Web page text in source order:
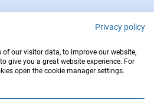
CONSULTARE : 144
Privacy policy
our visitor data, to improve our website,
give you a great website experience. For
open the cookie manager settings.